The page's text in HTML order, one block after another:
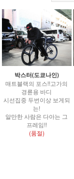
박스터(도쿄나인)
매트블랙의 포스!!고가의
경륜용 바디
시선집중 두번이상 보게되
는!
알만한 사람은 다아는 그
프레임!!
(품절)